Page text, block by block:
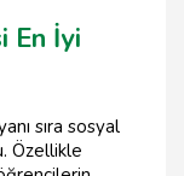
En İyi
sıra sosyal
Özellikle